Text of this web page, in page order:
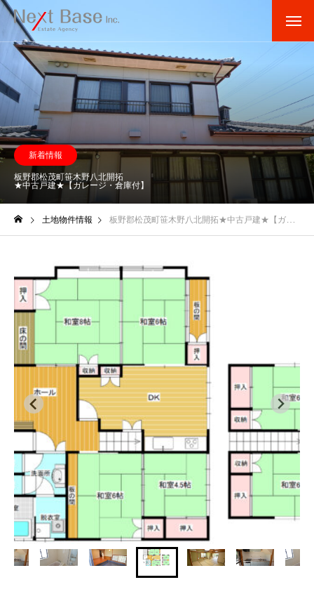
新着情報
板野郡松茂町笹木野八北開拓
★中古戸建★【ガレージ・倉庫付】
土地物件情報 板野郡松茂町笹木野八北開拓★中古戸建★【ガレージ・倉庫付】